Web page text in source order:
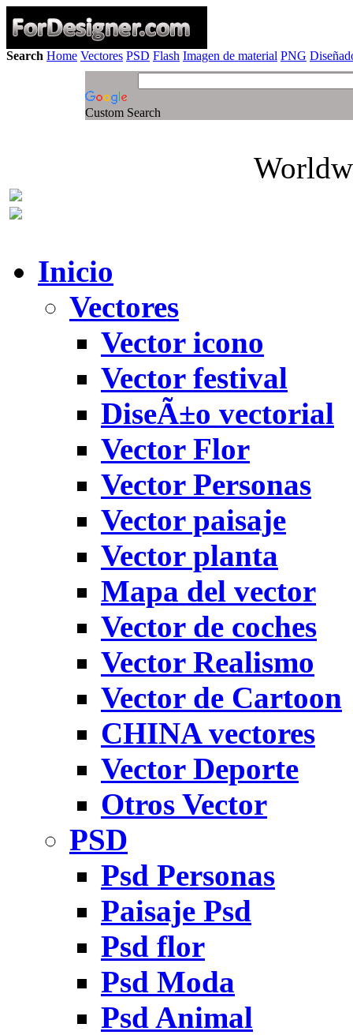
Search Home Vectores PSD Flash Imagen de material PNG
Custom Search
Inicio
Vectores
Vector icono
Vector festival
DiseÃ±o vectorial
Vector Flor
Vector Personas
Vector paisaje
Vector planta
Mapa del vector
Vector de coches
Vector Realismo
Vector de Cartoon
CHINA vectores
Vector Deporte
Otros Vector
PSD
Psd Personas
Paisaje Psd
Psd flor
Psd Moda
Psd Animal